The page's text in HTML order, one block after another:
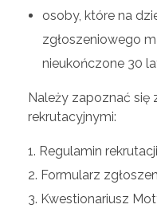
n
ą
n
a
osoby, które na
zgłoszeniowego
nieukończone 30
Należy zapoznać się
rekrutacyjnymi:
Regulamin
Formularz
Kwestionariusz